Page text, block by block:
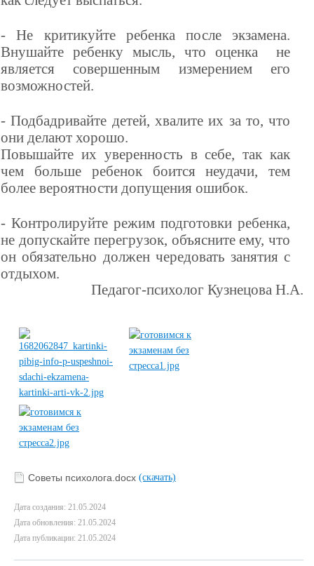
- Не критикуйте ребенка после экзамена.
Внушайте ребенку мысль, что оценка не
является совершенным измерением его
возможностей.
- Подбадривайте детей, хвалите их за то, что
они делают хорошо.
Повышайте их уверенность в себе, так как
чем больше ребенок боится неудачи, тем
более вероятности допущения ошибок.
- Контролируйте режим подготовки ребенка,
не допускайте перегрузок, объясните ему, что
он обязательно должен чередовать занятия с
отдыхом.
Педагог-психолог Кузнецова Н.А.
Советы психолога.docx (скачать)
Дата создания: 21.05.2024
Дата обновления: 21.05.2024
Дата публикации: 21.05.2024